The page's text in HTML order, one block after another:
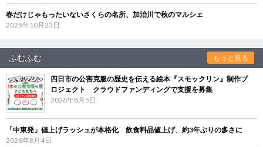
春だけじゃもったいないさくらの名所、加治川で秋のマルシェ
2025年10月23日
ふむふむ もっと見る
四日市の公害克服の歴史を伝える絵本『スモックリン』制作プ
ロジェクト クラウドファンディングで支援を募集
2026年8月5日
「中東発」値上げラッシュが本格化 飲食料品値上げ、約3年ぶりの多さに
2026年8月4日